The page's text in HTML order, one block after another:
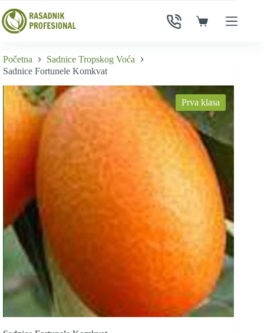
to
content
Shopping
Početna
Sadnice Tropskog Voća
Sadnice Fortunele Komkvat
Prva klasa